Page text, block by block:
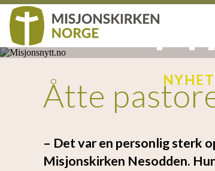
Åtte
– Det var en personlig sterk
Misjonskirken Nesodden.